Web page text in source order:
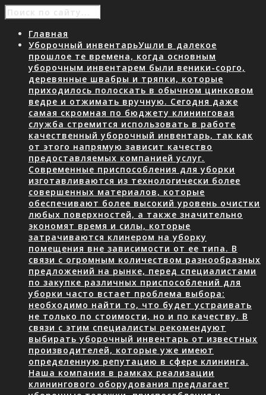
Главная
Уборочный инвентарьУшли в далекое
прошлое те времена, когда основным
уборочным инвентарем были веники-сорго,
деревянные швабры и тряпки, которые
приходилось полоскать в обычном цинковом
ведре и отжимать вручную. Сегодня даже
самая скромная по бюджету клининговая
служба стремится использовать в работе
качественный уборочный инвентарь, так как
от этого напрямую зависит качество
предоставляемых компанией услуг.
Современные приспособления для уборки
изготавливаются из технологически более
совершенных материалов, которые
обеспечивают более высокий уровень очистки
любых поверхностей, а также значительно
экономят время и силы, которые
затрачиваются клинером на уборку
помещения вне зависимости от ее типа. В
связи с огромным количеством разнообразных
предложений на рынке, перед специалистами
по закупке различных приспособлений для
уборки часто встает проблема выбора:
необходимо найти то, что будет устраивать
не только по стоимости, но и по качеству. В
связи с этим специалисты рекомендуют
выбирать уборочный инвентарь от известных
производителей, которые уже имеют
определенную репутацию в сфере клининга.
Наша компания в рамках реализации
клинингового оборудования предлагает